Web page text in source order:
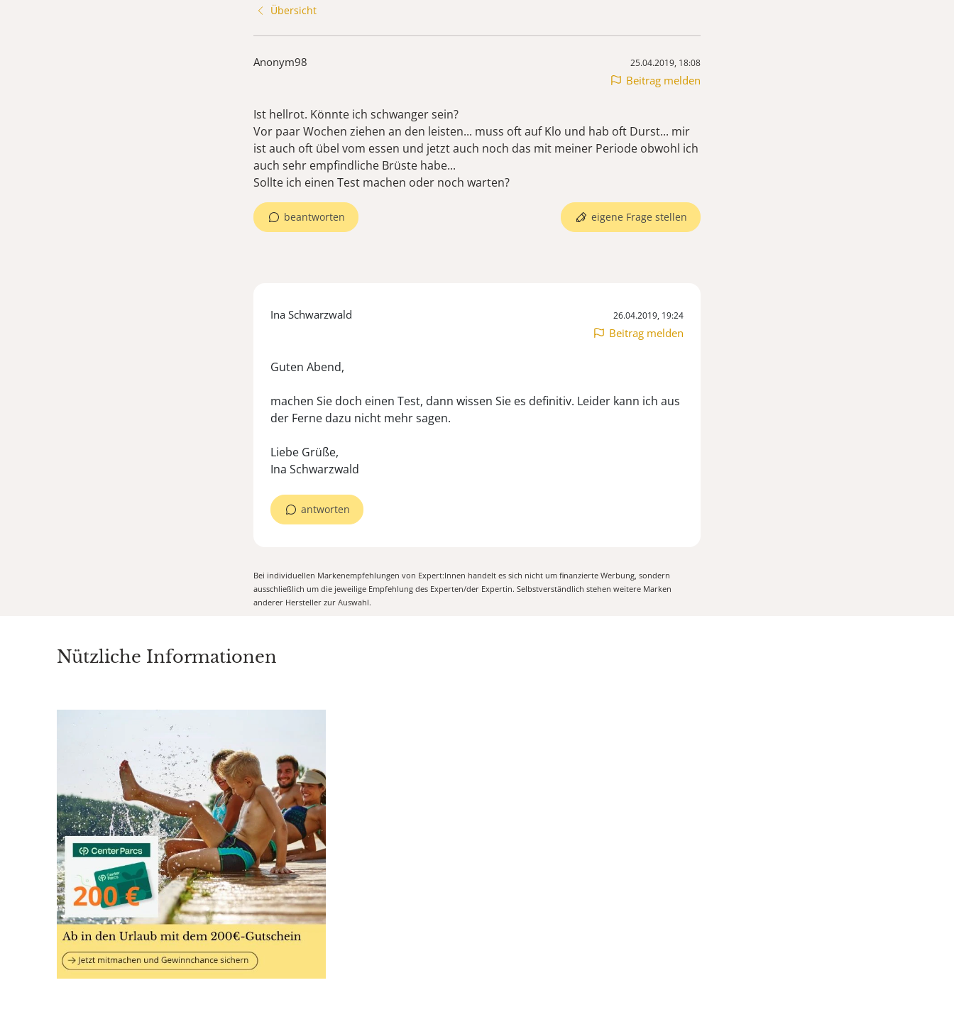
Übersicht
Anonym98 25.04.2019, 18:08
Beitrag melden
Ist hellrot. Könnte ich schwanger sein?
Vor paar Wochen ziehen an den leisten... muss oft auf Klo und hab oft Durst... mir
ist auch oft übel vom essen und jetzt auch noch das mit meiner Periode obwohl ich
auch sehr empfindliche Brüste habe...
Sollte ich einen Test machen oder noch warten?
beantworten eigene Frage stellen
Ina Schwarzwald 26.04.2019, 19:24
Beitrag melden
Guten Abend,
machen Sie doch einen Test, dann wissen Sie es definitiv. Leider kann ich aus
der Ferne dazu nicht mehr sagen.
Liebe Grüße,
Ina Schwarzwald
antworten
Bei individuellen Markenempfehlungen von Expert:Innen handelt es sich nicht um finanzierte Werbung, sondern
ausschließlich um die jeweilige Empfehlung des Experten/der Expertin. Selbstverständlich stehen weitere Marken
anderer Hersteller zur Auswahl.
Nützliche Informationen